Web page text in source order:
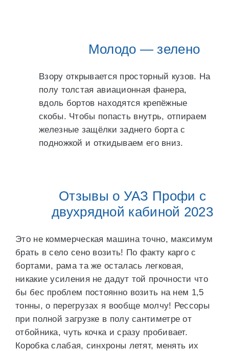
Молодо — зелено
Взору открывается просторный кузов. На
полу толстая авиационная фанера,
вдоль бортов находятся крепёжные
скобы. Чтобы попасть внутрь, отпираем
железные защёлки заднего борта с
подножкой и откидываем его вниз.
Отзывы о УАЗ Профи с
двухрядной кабиной 2023
Это не коммерческая машина точно, максимум
брать в село сено возить! По факту карго с
бортами, рама та же осталась легковая,
никакие усиления не дадут той прочности что
бы бес проблем постоянно возить на нем 1,5
тонны, о перегрузах я вообще молчу! Рессоры
при полной загрузке в полу сантиметре от
отбойника, чуть кочка и сразу пробивает.
Коробка слабая, синхроны летят, менять их